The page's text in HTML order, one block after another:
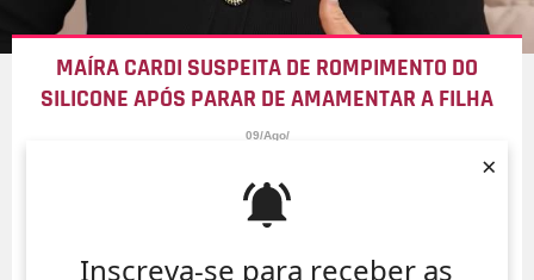
Inscreva-se para receber as
×
MAÍRA CARDI SUSPEITA DE ROMPIMENTO DO
SILICONE APÓS PARAR DE AMAMENTAR A FILHA
09/Ago/